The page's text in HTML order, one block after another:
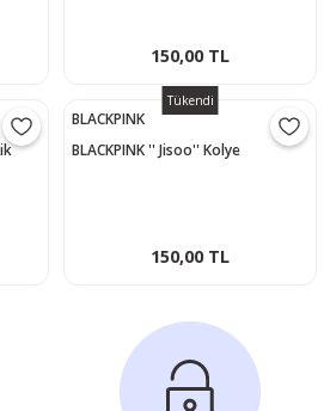
150,00 TL
Tükendi
BLACKPINK
BLACKPINK '' Jisoo'' Kolye
150,00 TL